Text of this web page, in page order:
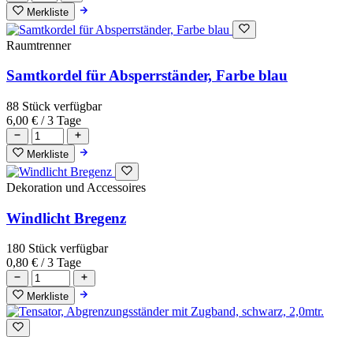
Merkliste
Raumtrenner
Samtkordel für Absperrständer, Farbe blau
88 Stück verfügbar
6,00 € / 3 Tage
Merkliste
Dekoration und Accessoires
Windlicht Bregenz
180 Stück verfügbar
0,80 € / 3 Tage
Merkliste